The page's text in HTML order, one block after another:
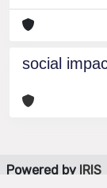
social
Powered by IRIS